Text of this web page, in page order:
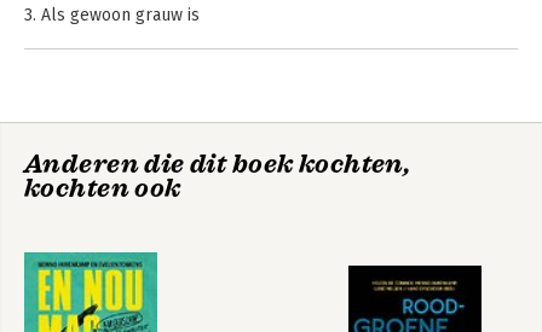
Spookkloven
Sociale kaart van
3. Als gewoon grauw is
Index
Over de auteurs
Anderen die dit boek kochten,
kochten ook